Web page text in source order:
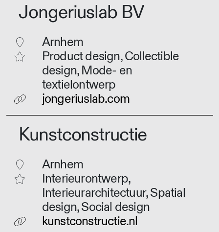
Jongeriuslab BV
Arnhem
Product design, Collectible
design, Mode- en
textielontwerp
jongeriuslab.com
Kunstconstructie
Arnhem
Interieurontwerp,
Interieurarchitectuur, Spatial
design, Social design
kunstconstructie.nl